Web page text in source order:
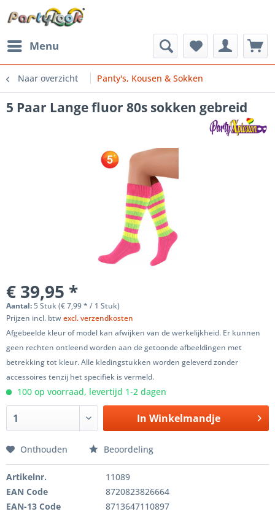
Menu
Naar overzicht Panty's, Kousen & Sokken
5 Paar Lange fluor 80s sokken gebreid
€ 39,95 *
Aantal:5 Stuk (€ 7,99 * / 1 Stuk)
Prijzen incl. btwexcl. verzendkosten
Afgebeelde kleur of model kan afwijken van de werkelijkheid. Er kunnen
geen rechten ontleend worden aan de getoonde afbeeldingen met
betrekking tot kleur. Alle kledingstukken worden geleverd zonder
accessoires tenzij het specifiek is vermeld.
100 op voorraad, levertijd 1-2 dagen
In Winkelmandje
Onthouden Beoordeling
Artikelnr.
11089
EAN Code
8720823826664
EAN-13 Code
8713647110897